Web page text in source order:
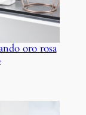
oro rosa